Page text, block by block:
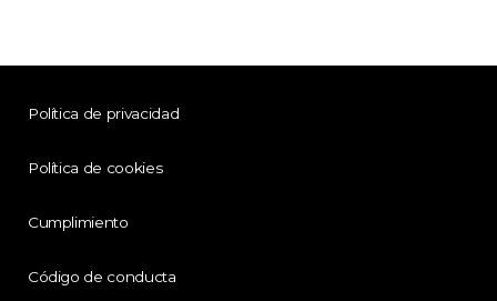
Política de privacidad
Política de cookies
Cumplimiento
Código de conducta